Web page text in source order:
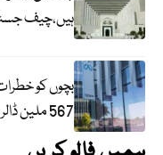
ہیں،چیف
بچوں کو
567 ملین ڈالر جرمانہ